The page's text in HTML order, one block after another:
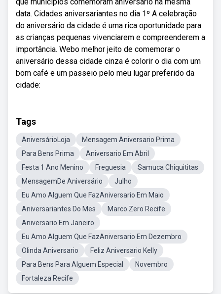
data. Cidades aniversariantes no dia 1º A celebração
do aniversário da cidade é uma rica oportunidade para
as crianças pequenas vivenciarem e compreenderem a
importância. Webo melhor jeito de comemorar o
aniversário dessa cidade cinza é colorir o dia com um
bom café e um passeio pelo meu lugar preferido da
cidade:
Tags
AniversárioLoja
Mensagem Aniversario Prima
Para Bens Prima
Aniversario Em Abril
Festa 1 Ano Menino
Freguesia
Samuca Chiquititas
MensagemDe Aniversário
Julho
Eu Amo Alguem Que FazAniversario Em Maio
Aniversariantes Do Mes
Marco Zero Recife
Aniversario Em Janeiro
Eu Amo Alguem Que FazAniversario Em Dezembro
Olinda Aniversario
Feliz Aniversario Kelly
Para Bens Para Alguem Especial
Novembro
Fortaleza Recife